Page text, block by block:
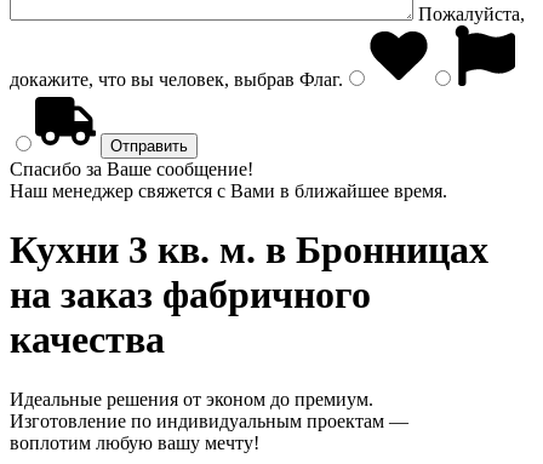
Пожалуйста,
докажите, что вы человек, выбрав Флаг.
Спасибо за Ваше сообщение!
Наш менеджер свяжется с Вами в ближайшее время.
Кухни 3 кв. м. в Бронницах
на заказ фабричного
качества
Идеальные решения от эконом до премиум.
Изготовление по индивидуальным проектам —
воплотим любую вашу мечту!